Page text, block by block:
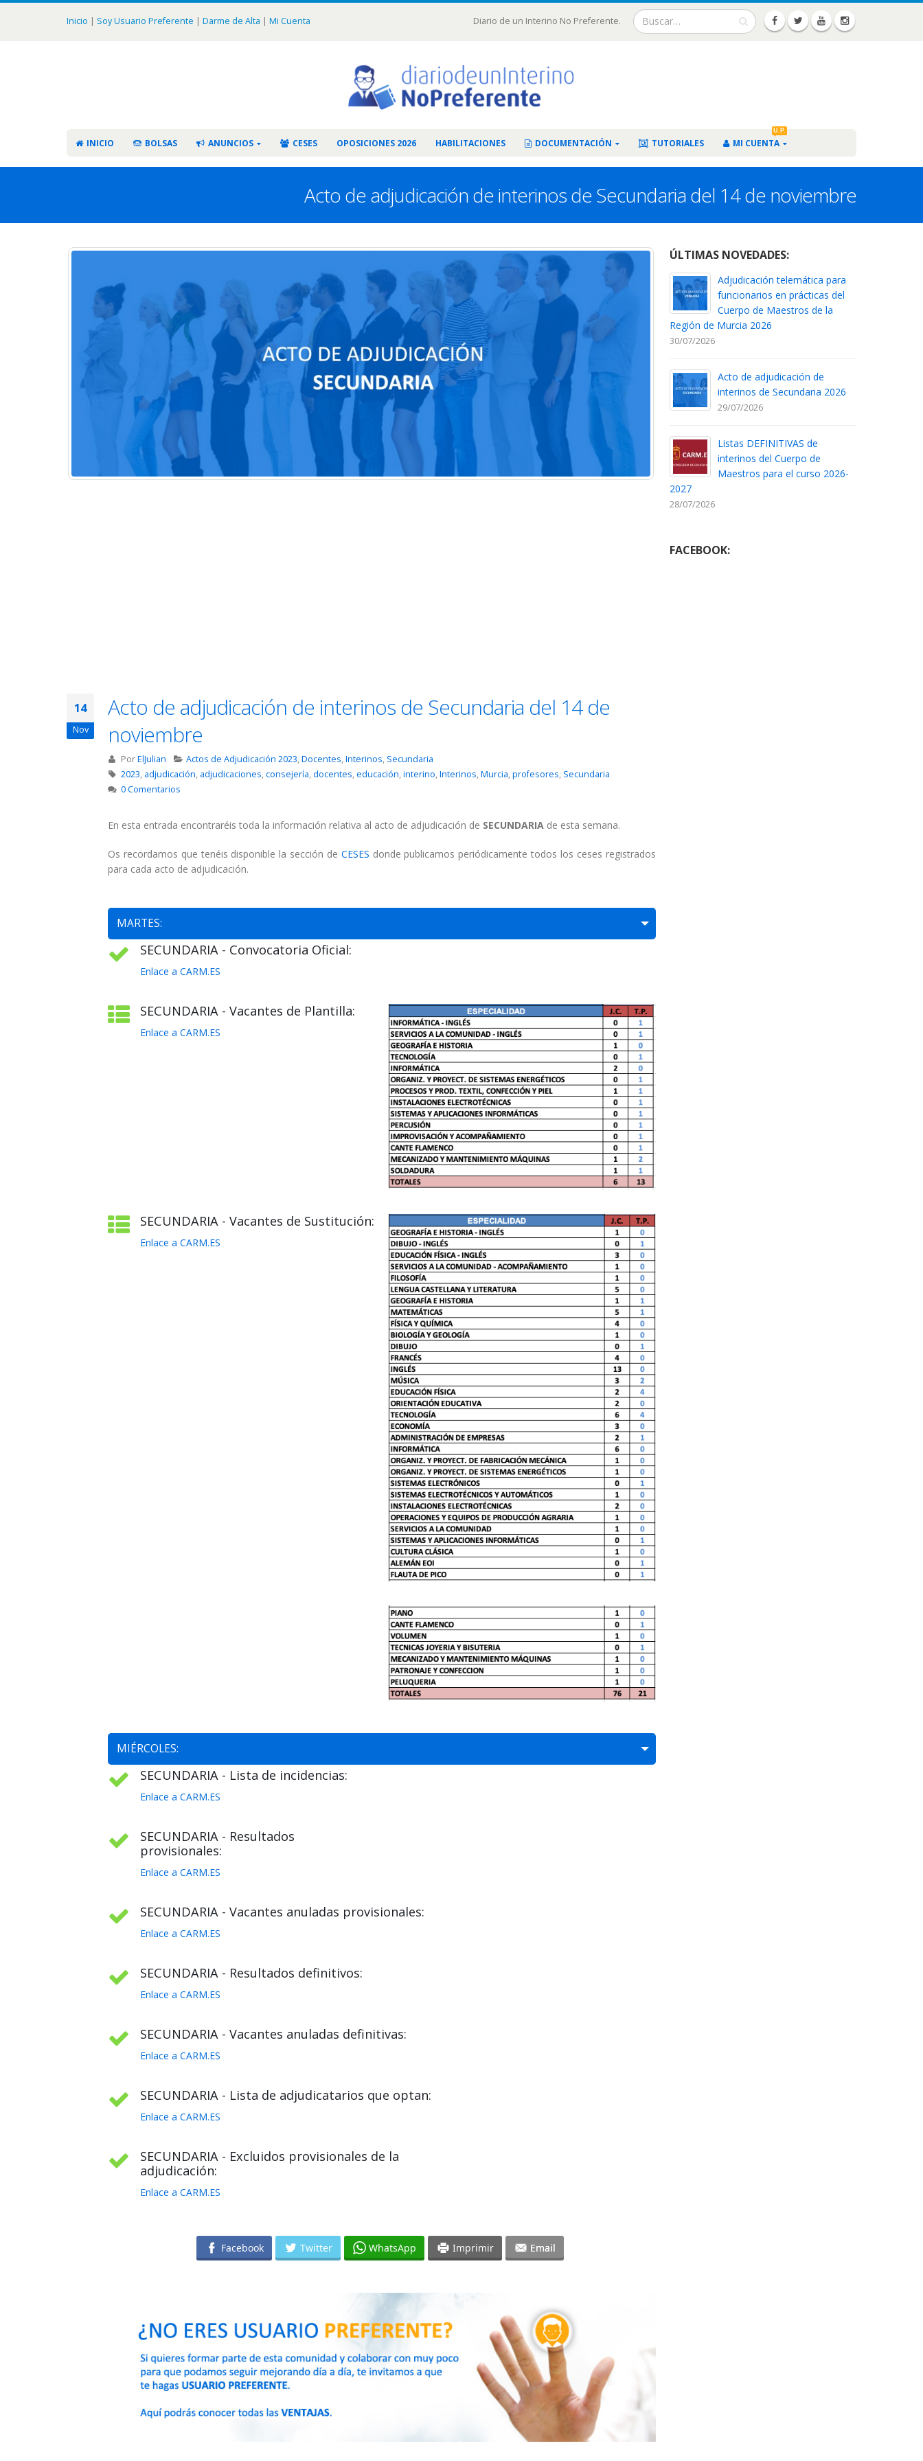
Inicio | Soy Usuario Preferente | Darme de Alta | Mi Cuenta Diario de un Interino No Preferente.
INICIO BOLSAS ANUNCIOS CESES OPOSICIONES 2026 HABILITACIONES DOCUMENTACIÓN TUTORIALES MI CUENTA
U.P.
Acto de adjudicación de interinos de Secundaria del 14 de noviembre
14
Nov
Acto de adjudicación de interinos de Secundaria del 14 de
noviembre
PorElJulian Actos de Adjudicación 2023,Docentes,Interinos, Secundaria
2023, adjudicación, adjudicaciones,consejería,docentes,educación,interino,Interinos,Murcia,profesores, Secundaria
0 Comentarios
En esta entrada encontraréis toda la información relativa al acto de adjudicación de SECUNDARIA de esta semana.
Os recordamos que tenéis disponible la sección de CESES donde publicamos periódicamente todos los ceses registrados
para cada acto de adjudicación.
MARTES:
SECUNDARIA - Convocatoria Oficial:
Enlace a CARM.ES
SECUNDARIA - Vacantes de Plantilla:
Enlace a CARM.ES
SECUNDARIA - Vacantes de Sustitución:
Enlace a CARM.ES
MIÉRCOLES:
SECUNDARIA - Lista de incidencias:
Enlace a CARM.ES
SECUNDARIA - Resultados
provisionales:
Enlace a CARM.ES
SECUNDARIA - Vacantes anuladas provisionales:
Enlace a CARM.ES
SECUNDARIA - Resultados definitivos:
Enlace a CARM.ES
SECUNDARIA - Vacantes anuladas definitivas:
Enlace a CARM.ES
SECUNDARIA - Lista de adjudicatarios que optan:
Enlace a CARM.ES
SECUNDARIA - Excluidos provisionales de la
adjudicación:
Enlace a CARM.ES
Facebook Twitter WhatsApp Imprimir Email
ÚLTIMAS NOVEDADES:
Adjudicación telemática para
funcionarios en prácticas del
Cuerpo de Maestros de la
Región de Murcia 2026
30/07/2026
Acto de adjudicación de
interinos de Secundaria 2026
29/07/2026
Listas DEFINITIVAS de
interinos del Cuerpo de
Maestros para el curso 2026-
2027
28/07/2026
FACEBOOK: